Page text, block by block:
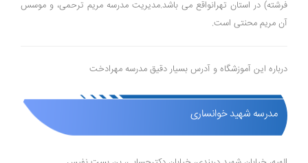
فرشته) در استان تهرانواقع می باشد.مدیریت مدرسه مریم ترحمی، و موسس
آن مریم محنتی است.
درباره این آموزشگاه و آدرس بسیار دقیق مدرسه مهرادخت
مدرسه شهید خوانساری